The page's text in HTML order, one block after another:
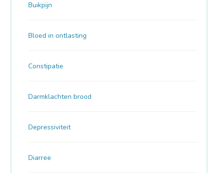
Buikpijn
Bloed in ontlasting
Constipatie
Darmklachten brood
Depressiviteit
Diarree